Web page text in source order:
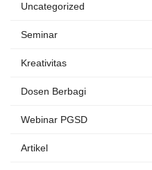
Uncategorized
Seminar
Kreativitas
Dosen Berbagi
Webinar PGSD
Artikel